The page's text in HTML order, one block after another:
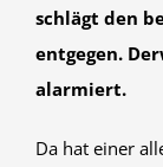
schlägt den
entgegen.
alarmiert.
Da hat einer